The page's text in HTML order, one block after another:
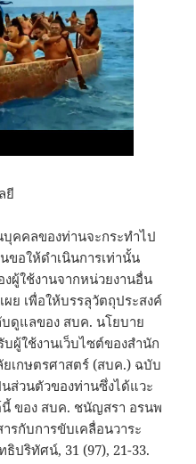
บุคคลของท่านจะกระทำไป
ขอให้ดำเนินการเท่านั้น
ผู้ใช้งานจากหน่วยงานอื่น
ย เพื่อให้บรรลุวัตถุประสงค์
ดูแลของ สบค. นโยบาย
ผู้ใช้งานเว็บไซต์ของสำนัก
เกษตรศาสตร์ (สบค.) ฉบับ
ส่วนตัวของท่านซึ่งได้แวะ
นี้ ของ สบค. ชนัญสรา อรนพ
รกับการขับเคลื่อนวาระ
ปริทัศน์, 31 (97), 21-33.